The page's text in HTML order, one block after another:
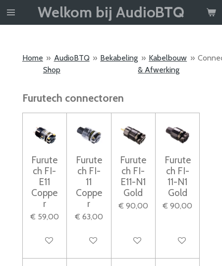
Ga
hoofdinhoud
Welkom bij AudioBTQ
Home » AudioBTQ
Shop
» Bekabeling » Kabelbouw
& Afwerking
»
Furutech connectoren
Furute
ch FI-
E11
Coppe
r
€ 59,00
In winkelwagen
Furute
ch FI-
11
Coppe
r
€ 63,00
In winkelwagen
Furute
ch FI-
E11-N1
Gold
€ 90,00
In winkelwagen
Furute
ch FI-
11-N1
Gold
€ 90,00
In winkelwagen